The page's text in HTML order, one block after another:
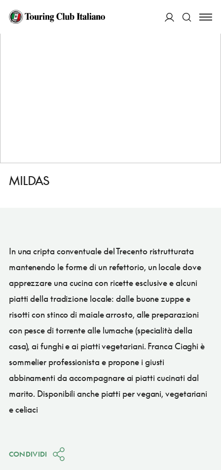
HOME
MILDAS
In una cripta conventuale del Trecento ristrutturata
mantenendo le forme di un refettorio, un locale dove
apprezzare una cucina con ricette esclusive e alcuni
piatti della tradizione locale: dalle buone zuppe e
risotti con stinco di maiale arrosto, alle preparazioni
con pesce di torrente alle lumache (specialità della
casa), ai funghi e ai piatti vegetariani. Franca Ciaghi è
sommelier professionista e propone i giusti
abbinamenti da accompagnare ai piatti cucinati dal
marito. Disponibili anche piatti per vegani, vegetariani
e celiaci
CONDIVIDI